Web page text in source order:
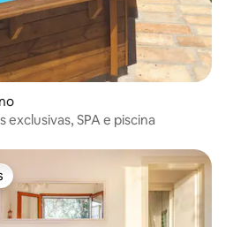
exclusivas, SPA e piscina